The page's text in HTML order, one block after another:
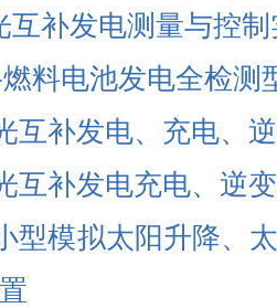
互补发电测量与控
燃料电池发电全检测
互补发电、充电、
互补发电充电、逆
型模拟太阳升降、